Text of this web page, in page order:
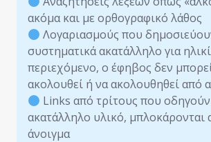
ακόμα και με ορθογραφικό λάθος
Λογαριασμούς που
συστηματικά ακατάλληλο για
περιεχόμενο, ο έφηβος δεν
ακολουθεί ή να ακολουθηθεί από
Links από τρίτους που
ακατάλληλο υλικό, μπλοκάρονται
άνοιγμα